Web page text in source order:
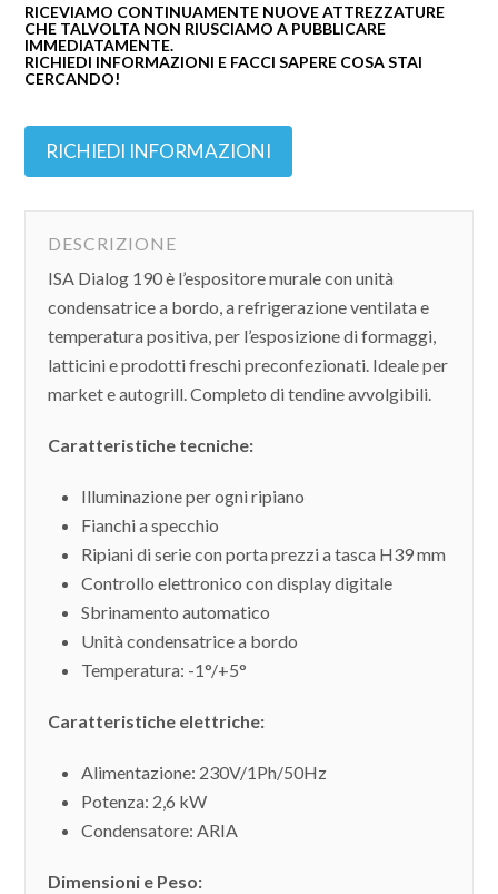
RICEVIAMO CONTINUAMENTE NUOVE ATTREZZATURE
CHE TALVOLTA NON RIUSCIAMO A PUBBLICARE
IMMEDIATAMENTE.
RICHIEDI INFORMAZIONI E FACCI SAPERE COSA STAI
CERCANDO!
RICHIEDI INFORMAZIONI
DESCRIZIONE
ISA Dialog 190 è l’espositore murale con unità
condensatrice a bordo, a refrigerazione ventilata e
temperatura positiva, per l’esposizione di formaggi,
latticini e prodotti freschi preconfezionati. Ideale per
market e autogrill. Completo di tendine avvolgibili.
Caratteristiche tecniche:
Illuminazione per ogni ripiano
Fianchi a specchio
Ripiani di serie con porta prezzi a tasca H39 mm
Controllo elettronico con display digitale
Sbrinamento automatico
Unità condensatrice a bordo
Temperatura: -1°/+5°
Caratteristiche elettriche:
Alimentazione: 230V/1Ph/50Hz
Potenza: 2,6 kW
Condensatore: ARIA
Dimensioni e Peso: